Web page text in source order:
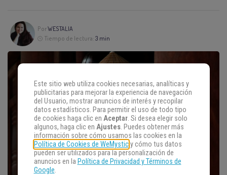
PorWESTALIA
Tiempo de lectura: 3 min
Este sitio web utiliza cookies necesarias, analíticas y
publicitarias para mejorar la experiencia de navegación
del Usuario, mostrar anuncios de interés y recopilar
datos estadísticos. Para permitir el uso de todo tipo
de cookies haga clic en Aceptar. Si desea elegir solo
algunos, haga clic en Ajustes. Puedes obtener más
información sobre cómo usamos las cookies en la
Política de Cookies de WeMysticy cómo tus datos
pueden ser utilizados para la personalización de
anuncios en la Política de Privacidad y Términos de
Google.